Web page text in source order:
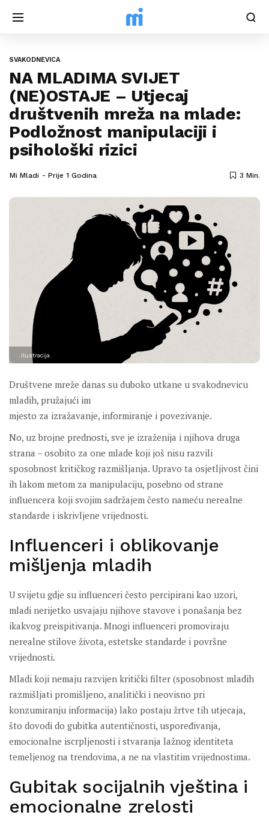
SVAKODNEVICA
NA MLADIMA SVIJET
(NE)OSTAJE – Utjecaj
društvenih mreža na mlade:
Podložnost manipulaciji i
psihološki rizici
Mi Mladi Prije 1 Godina 3 Min.
Ilustracija
Društvene mreže danas su duboko utkane u svakodnevicu
mladih, pružajući im
mjesto za izražavanje, informiranje i povezivanje.
No, uz brojne prednosti, sve je izraženija i njihova druga
strana – osobito za one mlade koji još nisu razvili
sposobnost kritičkog razmišljanja. Upravo ta osjetljivost čini
ih lakom metom za manipulaciju, posebno od strane
influencera koji svojim sadržajem često nameću nerealne
standarde i iskrivljene vrijednosti.
Influenceri i oblikovanje
mišljenja mladih
U svijetu gdje su influenceri često percipirani kao uzori,
mladi nerijetko usvajaju njihove stavove i ponašanja bez
ikakvog preispitivanja. Mnogi influenceri promoviraju
nerealne stilove života, estetske standarde i površne
vrijednosti.
Mladi koji nemaju razvijen kritički filter (sposobnost mladih
razmišljati promišljeno, analitički i neovisno pri
konzumiranju informacija) lako postaju žrtve tih utjecaja,
što dovodi do gubitka autentičnosti, uspoređivanja,
emocionalne iscrpljenosti i stvaranja lažnog identiteta
temeljenog na trendovima, a ne na vlastitim vrijednostima.
Gubitak socijalnih vještina i
emocionalne zrelosti